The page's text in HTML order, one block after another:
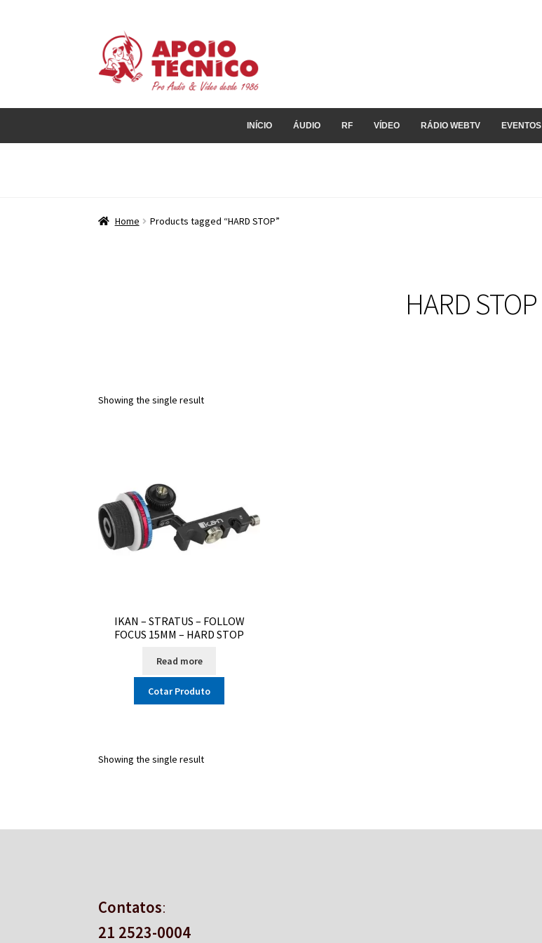
Pular
para
navegação
Pular
para
o
INÍCIO ÁUDIO RF VÍDEO RÁDIO WEBTV EVENTOS
Home Products tagged “HARD STOP”
HARD STOP
Showing the single result
IKAN – STRATUS – FOLLOW
FOCUS 15MM – HARD STOP
Read more
Cotar Produto
Showing the single result
Contatos:
21 2523-0004